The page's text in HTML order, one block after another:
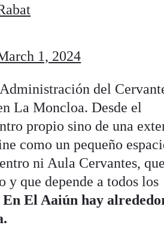
1, 2024
del
La Moncloa. Desde el
propio sino de una
como un pequeño
ni Aula Cervantes,
y que depende a todos los
En El Aaiún hay